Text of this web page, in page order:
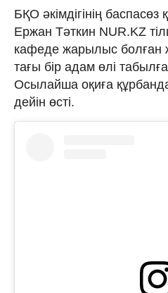
БҚО әкімдігінің
Ержан Тәткин NUR.KZ
кафеде жарылыс болған
тағы бір адам өлі
Осылайша оқиға
дейін өсті.